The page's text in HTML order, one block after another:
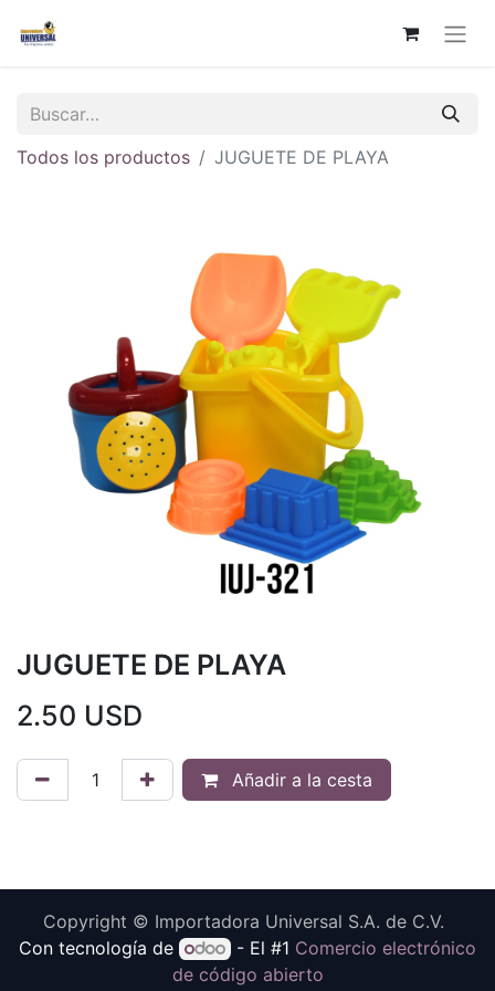
Todos los productos JUGUETE DE PLAYA
JUGUETE DE PLAYA
2.50 USD
Añadir a la cesta
Copyright © Importadora Universal S.A. de C.V.
Con tecnología de
- El #1 Comercio electrónico
de código abierto